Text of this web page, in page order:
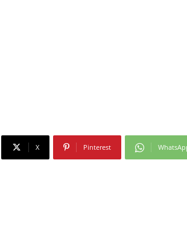
X Pinterest